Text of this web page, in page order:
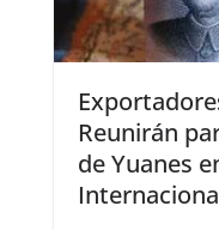
Reunirán
de Yuanes